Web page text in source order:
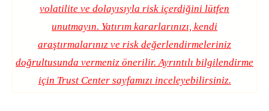
volatilite ve dolayısıyla risk içerdiğini lütfen
unutmayın. Yatırım kararlarınızı, kendi
araştırmalarınız ve risk değerlendirmeleriniz
doğrultusunda vermeniz önerilir. Ayrıntılı bilgilendirme
için Trust Centersayfamızı inceleyebilirsiniz.